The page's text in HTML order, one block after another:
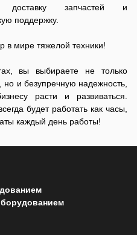
доставку запчастей и
поддержку.
мире тяжелой техники!
вы выбираете не только
и безупречную надежность,
расти и развиваться.
будет работать как часы,
каждый день работы!